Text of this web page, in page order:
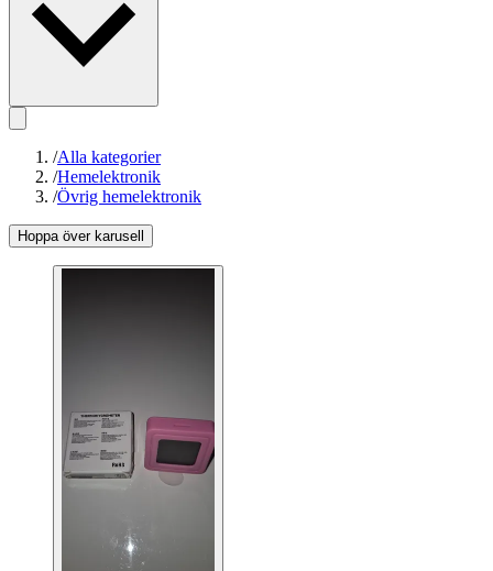
/Alla kategorier
/Hemelektronik
/Övrig hemelektronik
Hoppa över karusell